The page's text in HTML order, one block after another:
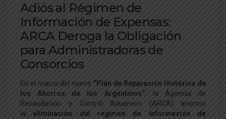
Adiós al Régimen de
Información de Expensas:
ARCA Deroga la Obligación
para Administradoras de
Consorcios
En el marco del nuevo “Plan de Reparación Histórica de
los Ahorros de los Argentinos”, la Agencia de
Recaudación y Control Aduanero (ARCA) anunció
la eliminación del régimen de información de